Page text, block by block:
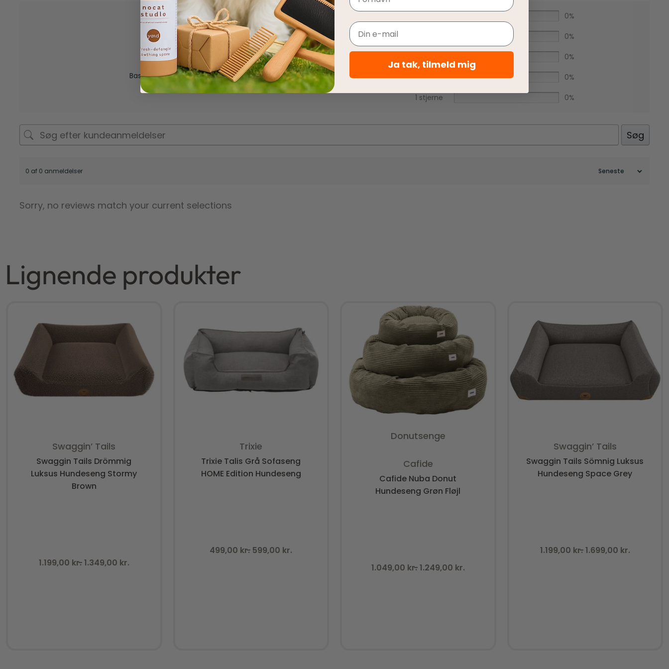
0,0
Baseret på 0 anmeldelser
0%
0%
0%
2 stjerner 0%
1 stjerne 0%
Søg
0 af 0 anmeldelser
Sorry, no reviews match your current selections
Lignende produkter
Swaggin’ Tails
Swaggin Tails Drömmig
Luksus Hundeseng Stormy
Brown
1.199,00 kr. 1.349,00 kr.
Trixie
Trixie Talis Grå Sofaseng
HOME Edition Hundeseng
499,00 kr. 599,00 kr.
Donutsenge
Cafide
Cafide Nuba Donut
Hundeseng Grøn Fløjl
1.049,00 kr. 1.249,00 kr.
Swaggin’ Tails
Swaggin Tails Sömnig Luksus
Hundeseng Space Grey
1.199,00 kr. 1.699,00 kr.
Email
Ja tak, tilmeld mig